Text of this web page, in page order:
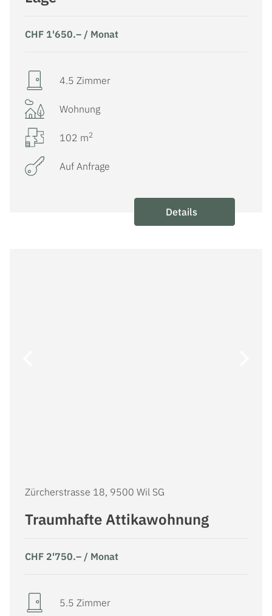
28m
CHF 1'650.– / Monat
4.5 Zimmer
Wohnung
102 m2
Auf Anfrage
Details
Zürcherstrasse 18, 9500 Wil SG
Traumhafte Attikawohnung
CHF 2'750.– / Monat
5.5 Zimmer